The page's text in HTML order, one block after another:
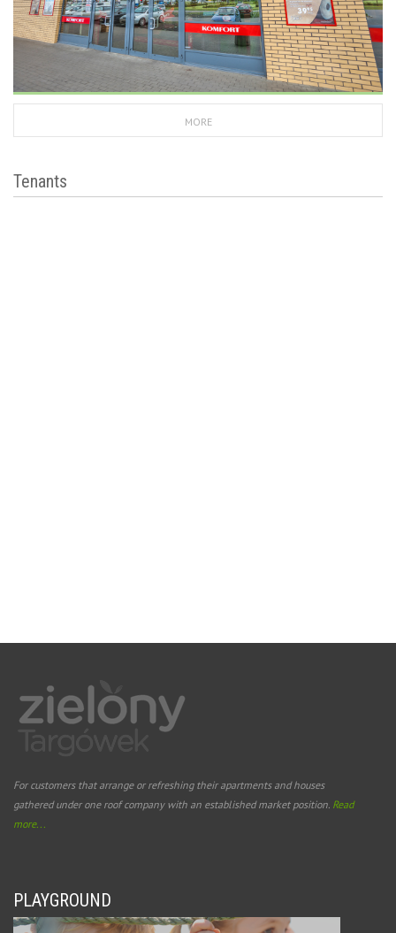
MORE
Tenants
For customers that arrange or refreshing their apartments and houses
gathered under one roof company with an established market position. Read
more...
PLAYGROUND